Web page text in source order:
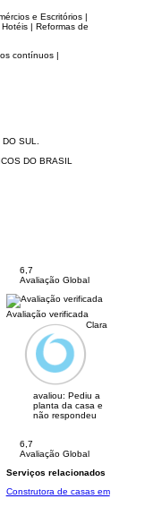
e Escritórios |
| Reformas de
contínuos |
SUL.
DO BRASIL
6,7
Avaliação Global
Avaliação verificada
Clara
avaliou: Pediu a
planta da casa e
não respondeu
6,7
Avaliação Global
Serviços relacionados
Construtora de casas em